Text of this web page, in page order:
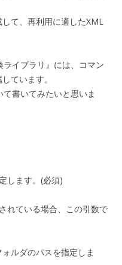
て、再利用に適したXML
ライブラリ』には、コマン
ています。
書いてみたいと思いま
します。(必須)
れている場合、この引数で
ルダのパスを指定しま